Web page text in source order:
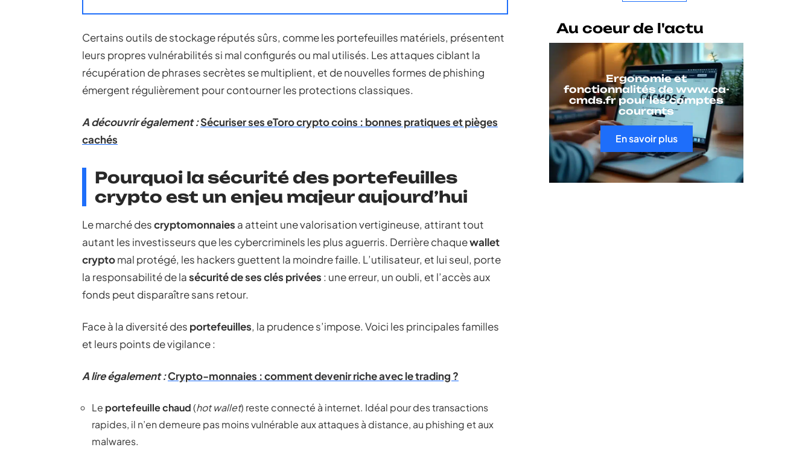
Certains outils de stockage réputés sûrs, comme les portefeuilles matériels, présentent
leurs propres vulnérabilités si mal configurés ou mal utilisés. Les attaques ciblant la
récupération de phrases secrètes se multiplient, et de nouvelles formes de phishing
émergent régulièrement pour contourner les protections classiques.
A découvrir également :Sécuriser ses eToro crypto coins : bonnes pratiques et pièges
cachés
Pourquoi la sécurité des portefeuilles
crypto est un enjeu majeur aujourd’hui
Le marché descryptomonnaies a atteint une valorisation vertigineuse, attirant tout
autant les investisseurs que les cybercriminels les plus aguerris. Derrière chaquewallet
cryptomal protégé, les hackers guettent la moindre faille. L’utilisateur, et lui seul, porte
la responsabilité de lasécurité de ses clés privées : une erreur, un oubli, et l’accès aux
fonds peut disparaître sans retour.
Face à la diversité des portefeuilles, la prudence s’impose. Voici les principales familles
et leurs points de vigilance :
A lire également :Crypto-monnaies : comment devenir riche avec le trading ?
Le portefeuille chaud(hot wallet) reste connecté à internet. Idéal pour des transactions
rapides, il n’en demeure pas moins vulnérable aux attaques à distance, au phishing et aux
malwares.
Au coeur de l'actu
Ergonomie et
fonctionnalités de www.ca-
cmds.fr pour les comptes
courants
En savoir plus